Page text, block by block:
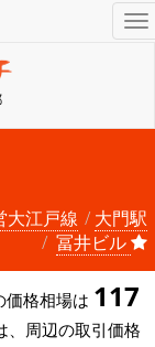
大江戸線
大門駅
冨井ビル
価格相場は 117
、周辺の取引価格